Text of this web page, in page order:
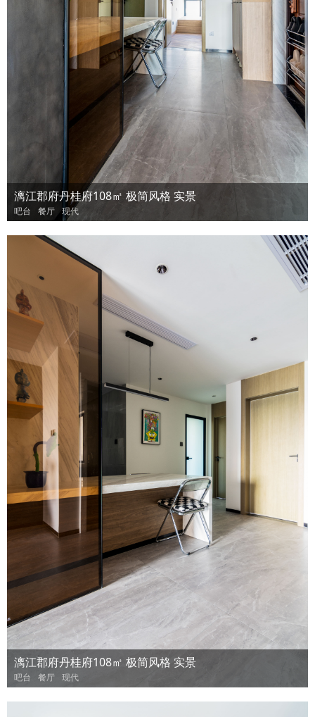
漓江郡府丹桂府108㎡ 极简风格 实景
吧台 餐厅 现代
漓江郡府丹桂府108㎡ 极简风格 实景
吧台 餐厅 现代